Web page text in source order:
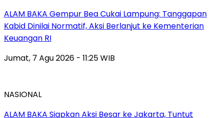
ALAM BAKA Gempur Bea Cukai Lampung: Tanggapan
Kabid Dinilai Normatif, Aksi Berlanjut ke Kementerian
Keuangan RI
Jumat, 7 Agu 2026 - 11:25 WIB
NASIONAL
ALAM BAKA Siapkan Aksi Besar ke Jakarta, Tuntut